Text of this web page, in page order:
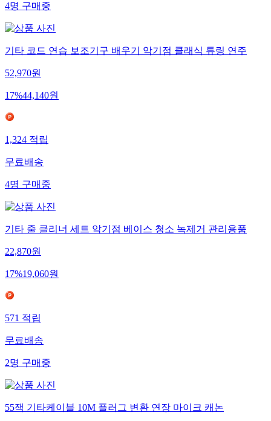
4명 구매중
기타 코드 연습 보조기구 배우기 악기점 클래식 튜링 연주
52,970원
17%44,140원
1,324 적립
무료배송
4명 구매중
기타 줄 클리너 세트 악기점 베이스 청소 녹제거 관리용품
22,870원
17%19,060원
571 적립
무료배송
2명 구매중
55잭 기타케이블 10M 플러그 변환 연장 마이크 캐논